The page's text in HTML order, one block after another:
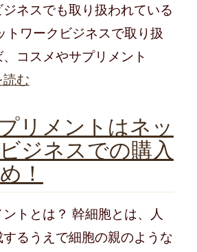
ネスでも取り扱われている
トワークビジネスで取り扱
コスメやサプリメント
読む
リメントはネッ
ジネスでの購入
！
トとは？ 幹細胞とは、人
るうえで細胞の親のような